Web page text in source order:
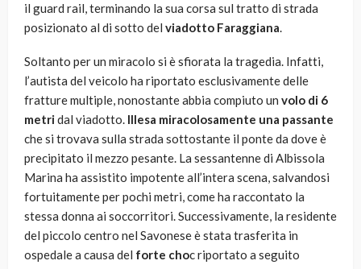
il guard rail, terminando la sua corsa sul tratto di strada
posizionato al di sotto del viadotto Faraggiana.
Soltanto per un miracolo si è sfiorata la tragedia. Infatti,
l’autista del veicolo ha riportato esclusivamente delle
fratture multiple, nonostante abbia compiuto un volo di 6
metridal viadotto. Illesa miracolosamente una passante
che si trovava sulla strada sottostante il ponte da dove è
precipitato il mezzo pesante. La sessantenne di Albissola
Marina ha assistito impotente all’intera scena, salvandosi
fortuitamente per pochi metri, come ha raccontato la
stessa donna ai soccorritori. Successivamente, la residente
del piccolo centro nel Savonese è stata trasferita in
ospedale a causa del forte choc riportato a seguito